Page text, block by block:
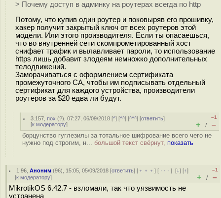
> Почему доступ в админку на роутерах всегда по http
Потому, что купив один роутер и поковыряв его прошивку,
хакер получит закрытый ключ от всех роутеров этой
модели. Или этого производителя. Если ты опасаешься,
что во внутренней сети скомпрометированный хост
снифает трафик и вылавливает пароли, то использование
https лишь добавит злодеям немножко дополнительных
телодвижений.
Заморачиваться с оформлением сертификата
промежуточного CA, чтобы им подписывать отдельный
сертификат для каждого устройства, производители
роутеров за $20 едва ли будут.
3.157 ,пох (?), 07:27, 06/09/2018 [^] [^^] [^^^] [ответить]
[к модератору]
–1
+ / –
борцунство гуглезилы за тотальное шифрование всего чего не
нужно под строгим, н... большой текст свёрнут, показать
1.96 ,Аноним (96), 15:05, 05/09/2018 [ответить] [ ﹢﹢﹢] [ · · ·][↓] [↑]
[к модератору]
–1
+ / –
MikrotikOS 6.42.7 - взломали, так что уязвимость не
устранена